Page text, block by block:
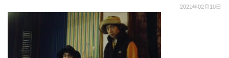
2021年02月10日